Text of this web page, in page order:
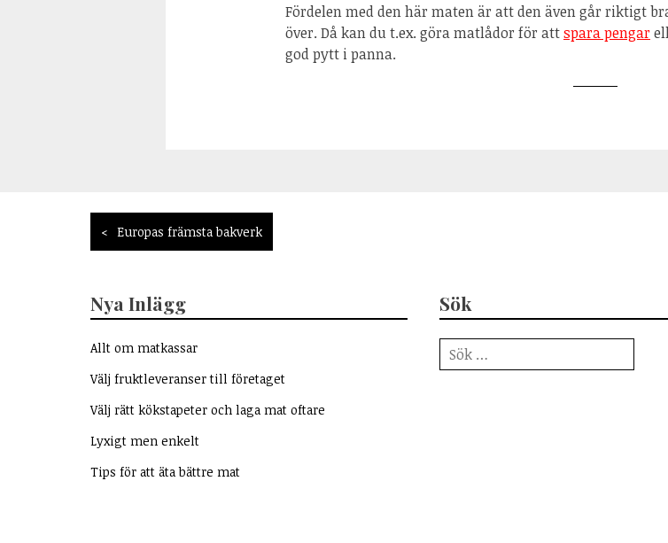
Fördelen med den här maten är att den även går riktigt
över. Då kan du t.ex. göra matlådor för attspara pengar
god pytt i panna.
Inläggsnavigering
Europas främsta bakverk
Nya Inlägg
Allt om matkassar
Välj fruktleveranser till företaget
Välj rätt kökstapeter och laga mat oftare
Lyxigt men enkelt
Tips för att äta bättre mat
Sök
Sök
efter: